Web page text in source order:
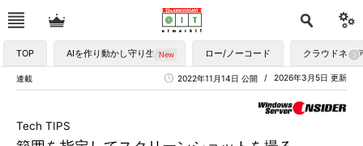
TOP AIを作り動かし守り生かす ロー/ノーコード クラウドネイ
連載 2026年3月5日 更新
2022年11月14日 公開
Tech TIPS